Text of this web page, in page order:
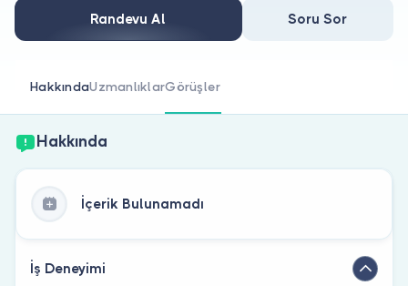
Doktor musunuz?
Randevu Al Soru Sor
HakkındaUzmanlıklarGörüşler
Hakkında
İçerik Bulunamadı
İş Deneyimi